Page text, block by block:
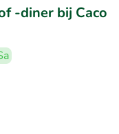
-diner bij Caco